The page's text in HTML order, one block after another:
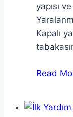
yapısı
Kapalı
Read